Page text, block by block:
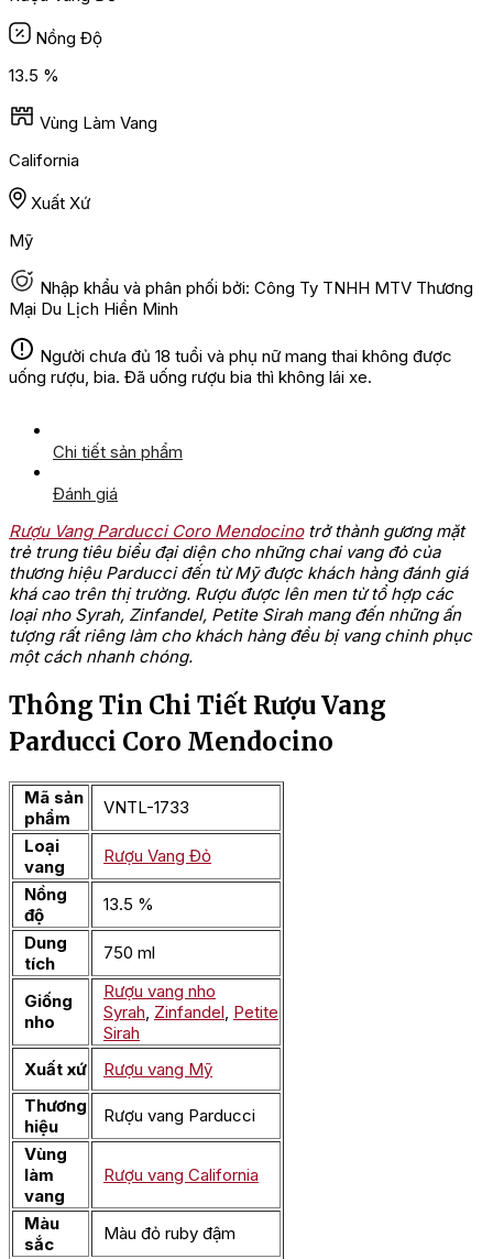
Nồng Độ
13.5 %
Vùng Làm Vang
California
Xuất Xứ
Mỹ
Nhập khẩu và phân phối bởi: Công Ty TNHH MTV Thương
Mại Du Lịch Hiền Minh
Người chưa đủ 18 tuổi và phụ nữ mang thai không được
uống rượu, bia. Đã uống rượu bia thì không lái xe.
Chi tiết sản phẩm
Đánh giá
Rượu Vang Parducci Coro Mendocinotrở thành gương mặt
trẻ trung tiêu biểu đại diện cho những chai vang đỏ của
thương hiệu Parducci đến từ Mỹ được khách hàng đánh giá
khá cao trên thị trường. Rượu được lên men từ tổ hợp các
loại nho Syrah, Zinfandel, Petite Sirah mang đến những ấn
tượng rất riêng làm cho khách hàng đều bị vang chinh phục
một cách nhanh chóng.
Thông Tin Chi Tiết Rượu Vang
Parducci Coro Mendocino
Mã sản
phẩm
VNTL-1733
Loại
vang
Rượu Vang Đỏ
Nồng
độ
13.5 %
Dung
tích
750 ml
Giống
nho
Rượu vang nho
Syrah Zinfandel Petite
Sirah
Xuất xứ
Rượu vang Mỹ
Thương
hiệu
Rượu vang Parducci
Vùng
làm
vang
Rượu vang California
Màu
sắc
Màu đỏ ruby đậm